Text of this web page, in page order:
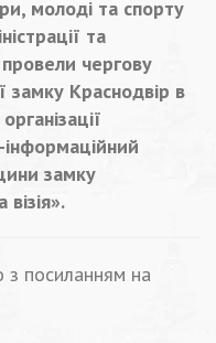
молоді та спорту
та
чергову
замку Краснодвір в
замку
з посиланням на